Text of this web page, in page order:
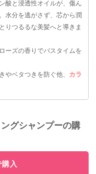
酸と浸透性オイルが、傷ん
水分を逃がさず、芯から潤
りつるるな美髪へと導きま
ーズの香りでバスタイムを
やベタつきを防ぐ他、
カラ
グシャンプーの購
入